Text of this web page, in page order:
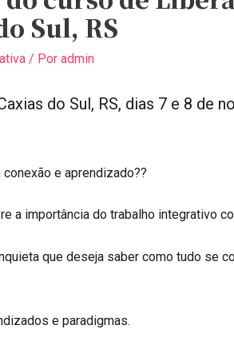
Sul, RS
/ Por admin
do Sul, RS, dias 7 e 8 de
e aprendizado??
a importância do trabalho integrativo
que deseja saber como tudo se
e paradigmas.